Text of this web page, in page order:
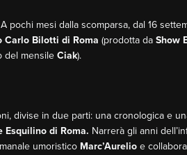
pochi mesi dalla scomparsa, dal 16
Carlo Bilotti di Roma (prodotta da Show
del mensile Ciak).
divise in due parti: una cronologica e
Esquilino di Roma. Narrerà gli anni
umoristico Marc’Aurelio e